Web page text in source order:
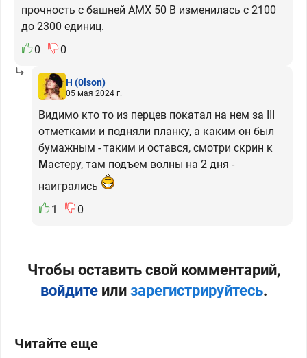
прочность с башней AMX 50 B изменилась с 2100
до 2300 единиц.
0
0
H (0lson)
05 мая 2024 г.
Видимо кто то из перцев покатал на нем за III
отметками и подняли планку, а каким он был
бумажным - таким и остався, смотри скрин к
Мастеру, там подъем волны на 2 дня -
наигрались
1
0
Чтобы оставить свой комментарий,
войдитеили зарегистрируйтесь.
Читайте еще